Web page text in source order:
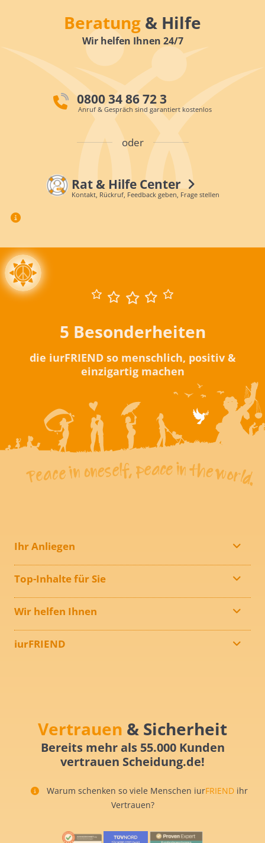
Beratung & Hilfe
Wir helfen Ihnen 24/7
0800 34 86 72 3
Anruf & Gespräch sind garantiert kostenlos
oder
Rat & Hilfe Center
Kontakt, Rückruf, Feedback geben, Frage stellen
5 Besonderheiten
die iurFRIEND so menschlich, positiv &
einzigartig machen
Ihr Anliegen
Top-Inhalte für Sie
Wir helfen Ihnen
iurFRIEND
Vertrauen & Sicherheit
Bereits mehr als 55.000 Kunden
vertrauen Scheidung.de!
Warum schenken so viele Menschen iurFRIEND ihr
Vertrauen?